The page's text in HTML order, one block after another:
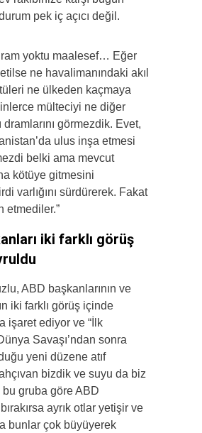
pek iç açıcı değil.
yoktu maalesef… Eğer
ne havalimanındaki akıl
ne ülkeden kaçmaya
mülteciyi ne diğer
dramlarını görmezdik. Evet,
ulus inşa etmesi
belki ama mevcut
kötüye gitmesini
varlığını sürdürerek. Fakat
etmediler.”
iki farklı görüş
ABD başkanlarının ve
iki farklı görüş içinde
işaret ediyor ve “İlk
Savaşı’ndan sonra
yeni düzene atıf
bizdik ve suyu da biz
bu gruba göre ABD
bırakırsa ayrık otlar yetişir ve
bunlar çok büyüyerek